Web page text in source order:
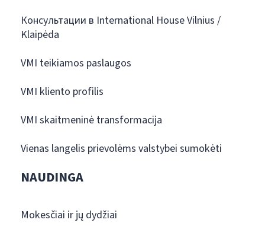
Консультации в International House Vilnius /
Klaipėda
VMI teikiamos paslaugos
VMI kliento profilis
VMI skaitmeninė transformacija
Vienas langelis prievolėms valstybei sumokėti
NAUDINGA
Mokesčiai ir jų dydžiai